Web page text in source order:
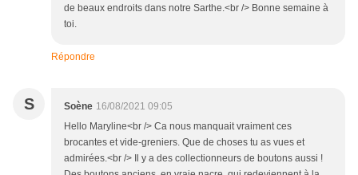
de beaux endroits dans notre Sarthe.<br /> Bonne semaine à
toi.
Répondre
S Soène 16/08/2021 09:05
Hello Maryline<br /> Ca nous manquait vraiment ces
brocantes et vide-greniers. Que de choses tu as vues et
admirées.<br /> Il y a des collectionneurs de boutons aussi !